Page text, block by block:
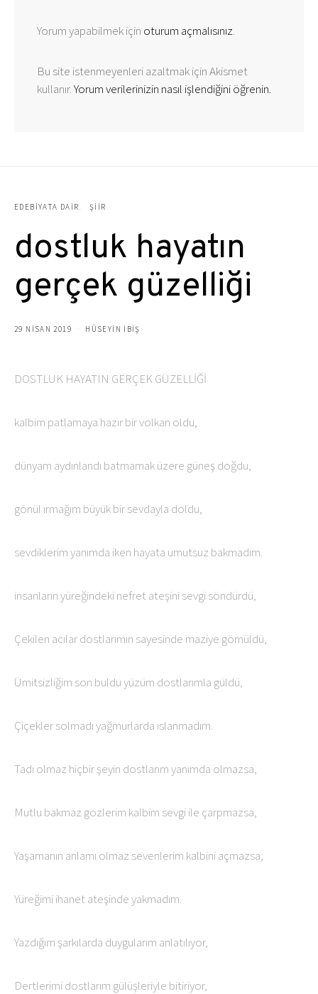
Yorum yapabilmek için oturum açmalısınız.
Bu site istenmeyenleri azaltmak için Akismet
kullanır.Yorum verilerinizin nasıl işlendiğini öğrenin.
EDEBIYATA DAIR ŞIIR
dostluk hayatın
gerçek güzelliği
29 NISAN 2019 HÜSEYIN İBİŞ
DOSTLUK HAYATIN GERÇEK GÜZELLİĞİ
kalbim patlamaya hazır bir volkan oldu,
dünyam aydınlandı batmamak üzere güneş doğdu,
gönül ırmağım büyük bir sevdayla doldu,
sevdiklerim yanımda iken hayata umutsuz bakmadım.
insanların yüreğindeki nefret ateşini sevgi söndürdü,
Çekilen acılar dostlarımın sayesinde maziye gömüldü,
Ümitsizliğim son buldu yüzüm dostlarımla güldü,
Çiçekler solmadı yağmurlarda ıslanmadım.
Tadı olmaz hiçbir şeyin dostlarım yanımda olmazsa,
Mutlu bakmaz gözlerim kalbim sevgi ile çarpmazsa,
Yaşamanın anlamı olmaz sevenlerim kalbini açmazsa,
Yüreğimi ihanet ateşinde yakmadım.
Yazdığım şarkılarda duygularım anlatılıyor,
Dertlerimi dostlarım gülüşleriyle bitiriyor,